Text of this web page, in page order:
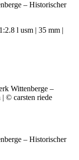
– Historischer
l usm | 35 mm |
– Historischer